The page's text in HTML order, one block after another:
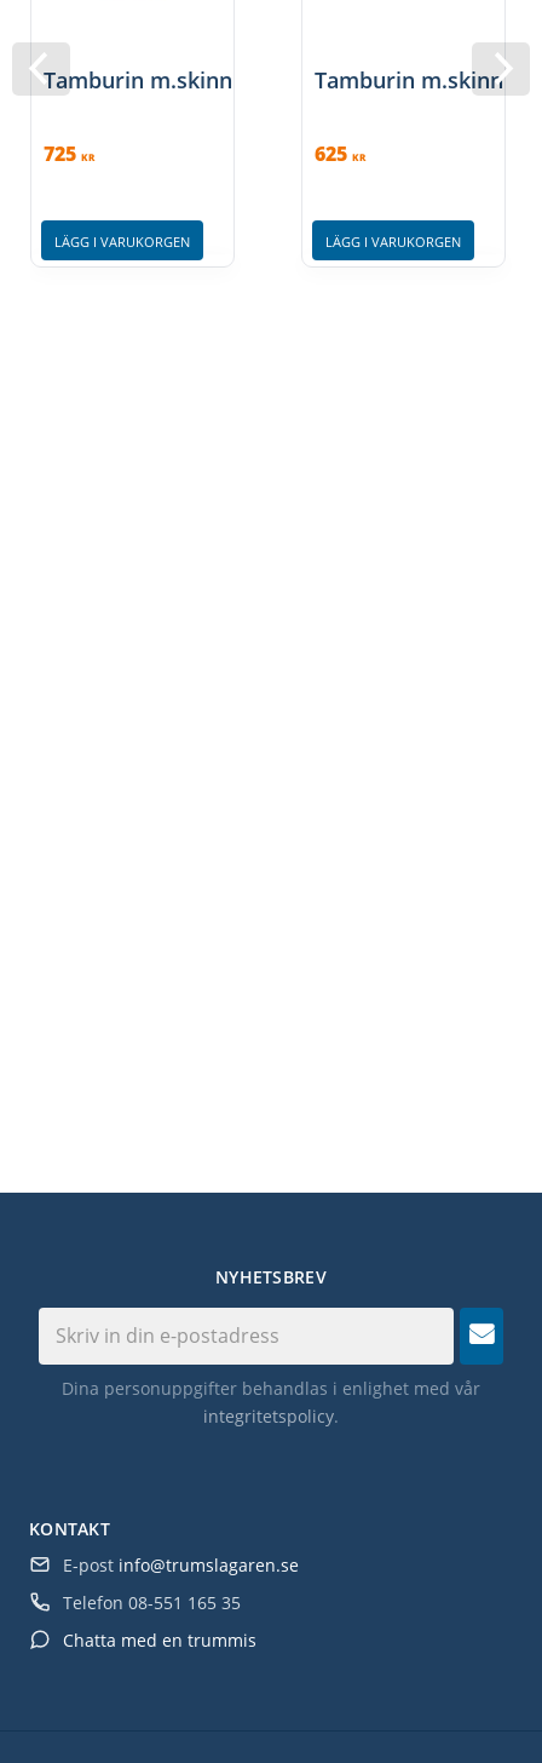
Trätamburiner med förstklassigt getskinn och bleck av
dubbelradiga
Tamburin m.skinn
725 KR
LÄGG I VARUKORGEN
Tamburin m.skinn
625 KR
LÄGG I VARUKORGEN
KONTAKT
E-post info@trumslagaren.se
Telefon 08-551 165 35
Chatta med en trummis
NYHETSBREV
Dina personuppgifter behandlas i enlighet med vår
integritetspolicy.